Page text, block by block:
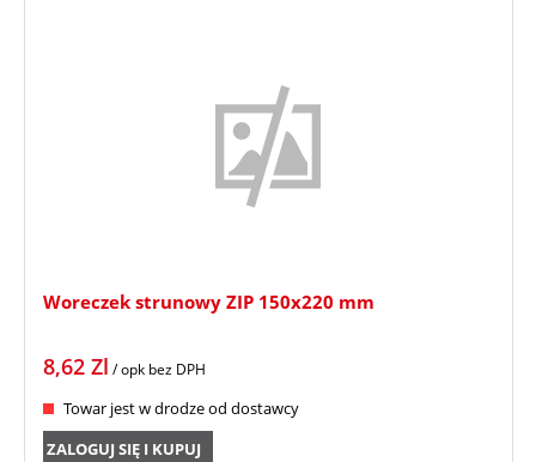
Woreczek strunowy ZIP 150x220 mm
8,62 Zl / opk bez DPH
Towar jest w drodze od dostawcy
ZALOGUJ SIĘ I KUPUJ